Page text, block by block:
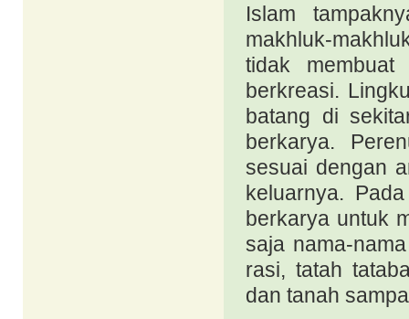
Islam
makhluk-
tidak
berkreasi.
batang di
berkarya.
sesuai dengan
keluarnya.
berkarya untuk
saja nama-
rasi, tatah
dan tanah